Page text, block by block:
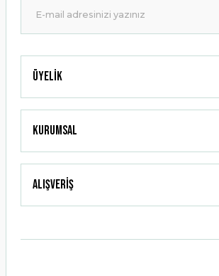
Bu ürüne benzer farklı alternatifler olmalı.
Gönder
Üyelik
Kurumsal
Alışveriş